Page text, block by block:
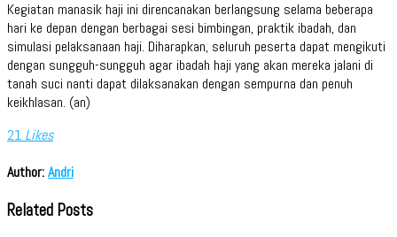
Kegiatan manasik haji ini direncanakan berlangsung selama beberapa
hari ke depan dengan berbagai sesi bimbingan, praktik ibadah, dan
simulasi pelaksanaan haji. Diharapkan, seluruh peserta dapat mengikuti
dengan sungguh-sungguh agar ibadah haji yang akan mereka jalani di
tanah suci nanti dapat dilaksanakan dengan sempurna dan penuh
keikhlasan. (an)
21 Likes
Author:Andri
Related Posts